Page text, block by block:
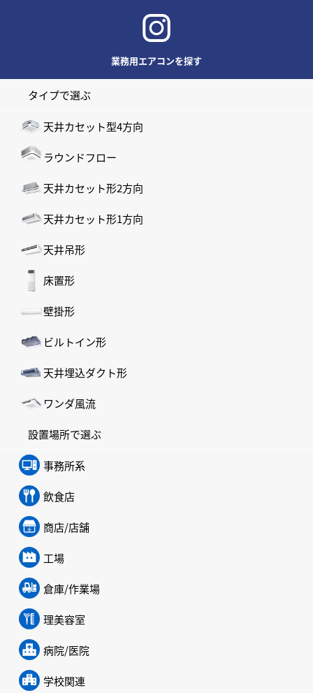
業務用エアコンを探す
タイプで選ぶ
天井カセット型4方向
ラウンドフロー
天井カセット形2方向
天井カセット形1方向
天井吊形
床置形
壁掛形
ビルトイン形
天井埋込ダクト形
ワンダ風流
設置場所で選ぶ
事務所系
飲食店
商店/店舗
工場
倉庫/作業場
理美容室
病院/医院
学校関連